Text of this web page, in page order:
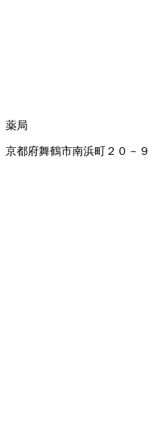
薬局
京都府舞鶴市南浜町２０－９